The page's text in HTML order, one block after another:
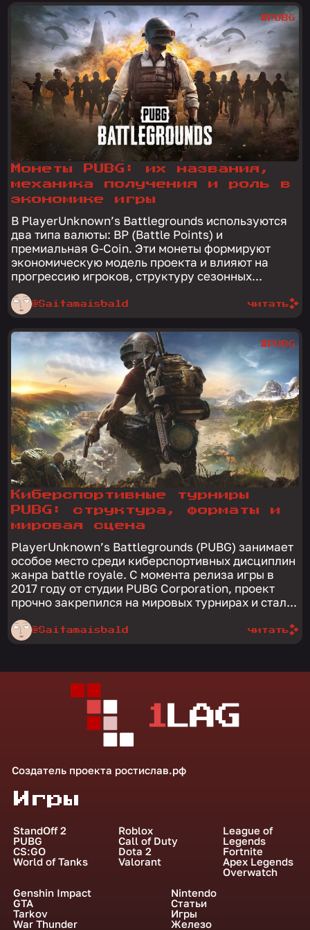
Монеты PUBG: их названия,
механика получения и роль в
экономике игры
В PlayerUnknown’s Battlegrounds используются
два типа валюты: BP (Battle Points) и
премиальная G-Coin. Эти монеты формируют
экономическую модель проекта и влияют на
прогрессию игроков, структуру сезонных...
@Saitamaisbald
#PUBG
читать
Киберспортивные турниры
PUBG: структура, форматы и
мировая сцена
PlayerUnknown’s Battlegrounds (PUBG) занимает
особое место среди киберспортивных дисциплин
жанра battle royale. С момента релиза игры в
2017 году от студии PUBG Corporation, проект
прочно закрепился на мировых турнирах и стал...
@Saitamaisbald
#PUBG
читать
Создатель проекта ростислав.рф
Игры
StandOff 2
PUBG
CS:GO
World of Tanks
Roblox
Call of Duty
Dota 2
Valorant
League of
Legends
Fortnite
Apex Legends
Overwatch
Genshin Impact
GTA
Tarkov
War Thunder
Nintendo
Статьи
Игры
Железо